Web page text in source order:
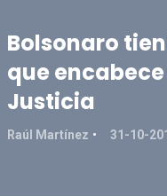
Bolsonaro
que
Justicia
Raúl Martínez 31-10-